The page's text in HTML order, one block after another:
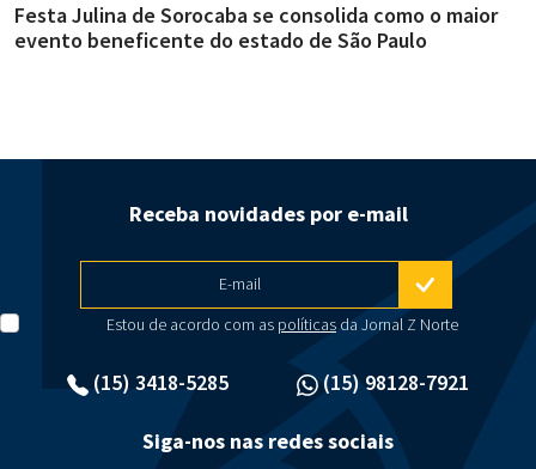
Festa Julina de Sorocaba se consolida como o maior
evento beneficente do estado de São Paulo
(15) 3418-5285 (15) 98128-7921
Receba novidades por e-mail
E-mail
Estou de acordo com as políticasda Jornal Z Norte
Siga-nos nas redes sociais